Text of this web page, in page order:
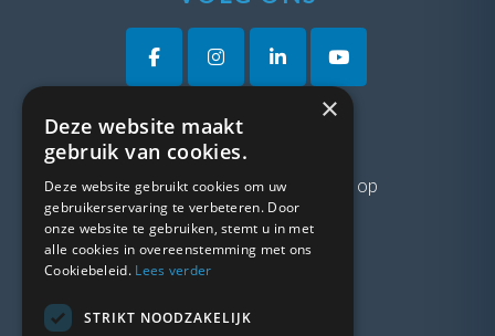
VRAGEN?
Neem gerustcontactmet ons op
LINKS
Blogs
×
Deze website maakt
gebruik van cookies.
Deze website gebruikt cookies om uw
gebruikerservaring te verbeteren. Door
onze website te gebruiken, stemt u in met
alle cookies in overeenstemming met ons
Cookiebeleid. Lees verder
STRIKT NOODZAKELIJK